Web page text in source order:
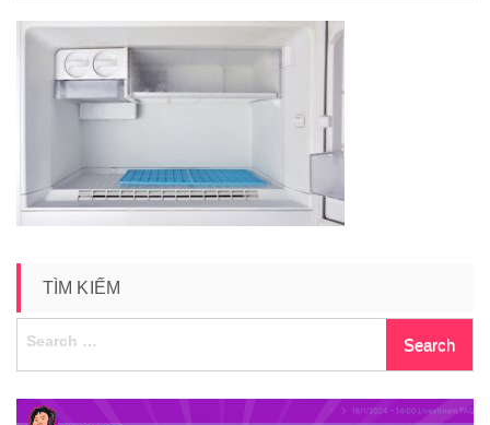
quan-
tra-
pha-
TÌM KIẾM
Search